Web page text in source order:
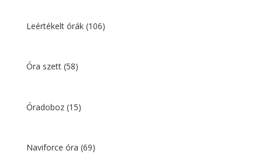
Leértékelt órák (106)
Óra szett (58)
Óradoboz (15)
Naviforce óra (69)